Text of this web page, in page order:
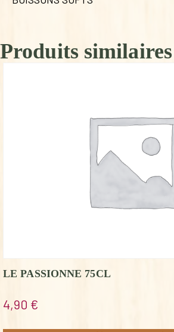
Produits similaires
LE PASSIONNE 75CL
4,90 €